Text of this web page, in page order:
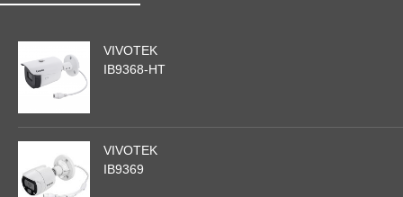
VIVOTEK
IB9368-HT
VIVOTEK
IB9369